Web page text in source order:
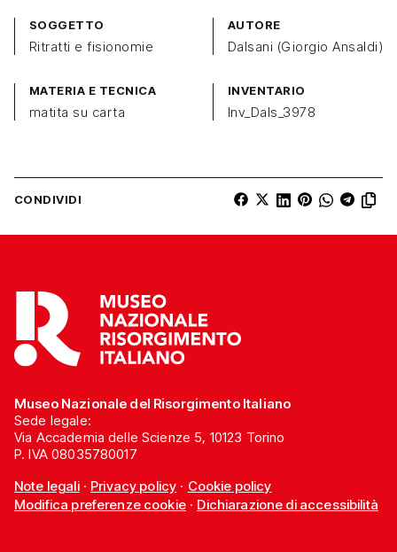
SOGGETTO
Ritratti e fisionomie
AUTORE
Dalsani (Giorgio Ansaldi)
MATERIA E TECNICA
matita su carta
INVENTARIO
Inv_Dals_3978
CONDIVIDI
Museo Nazionale del Risorgimento Italiano
Sede legale:
Via Accademia delle Scienze 5, 10123 Torino
P. IVA 08035780017
Note legali· Privacy policy · Cookie policy
Modifica preferenze cookie· Dichiarazione di accessibilità